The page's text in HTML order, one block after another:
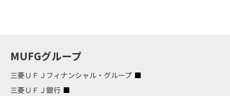
MUFGグループ
三菱ＵＦＪフィナンシャル・グループ
三菱ＵＦＪ銀行